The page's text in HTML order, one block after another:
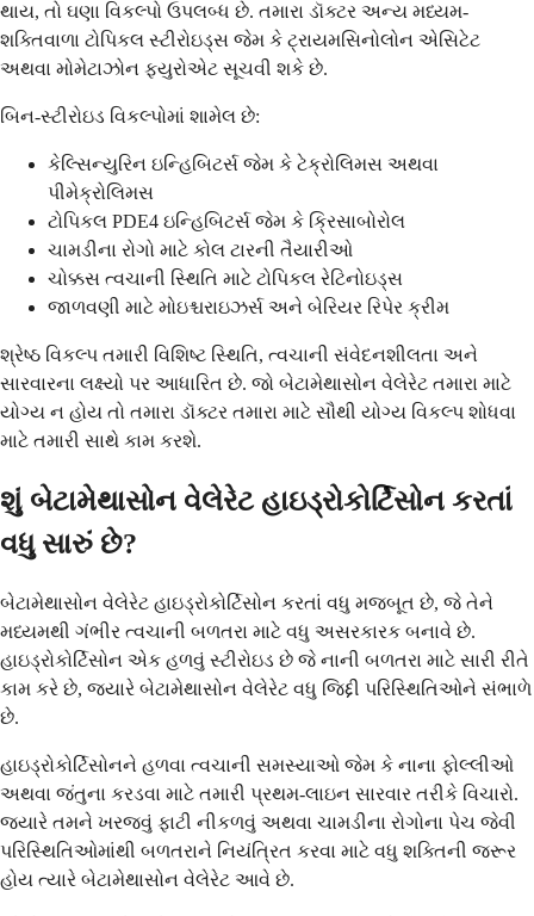
થાય, તો ઘણા વિકલ્પો ઉપલબ્ધ છે. તમારા ડૉક્ટર અન્ય મધ્યમ-
શક્તિવાળા ટોપિકલ સ્ટીરોઇડ્સ જેમ કે ટ્રાયમસિનોલોન એસિટેટ
અથવા મોમેટાઝોન ફ્યુરોએટ સૂચવી શકે છે.
બિન-સ્ટીરોઇડ વિકલ્પોમાં શામેલ છે:
કેલ્સિન્યુરિન ઇન્હિબિટર્સ જેમ કે ટેક્રોલિમસ અથવા
પીમેક્રોલિમસ
ટોપિકલ PDE4 ઇન્હિબિટર્સ જેમ કે ક્રિસાબોરોલ
ચામડીના રોગો માટે કોલ ટારની તૈયારીઓ
ચોક્કસ ત્વચાની સ્થિતિ માટે ટોપિકલ રેટિનોઇડ્સ
જાળવણી માટે મોઇશ્ચરાઇઝર્સ અને બેરિયર રિપેર ક્રીમ
શ્રેષ્ઠ વિકલ્પ તમારી વિશિષ્ટ સ્થિતિ, ત્વચાની સંવેદનશીલતા અને
સારવારના લક્ષ્યો પર આધારિત છે. જો બેટામેથાસોન વેલેરેટ તમારા માટે
યોગ્ય ન હોય તો તમારા ડૉક્ટર તમારા માટે સૌથી યોગ્ય વિકલ્પ શોધવા
માટે તમારી સાથે કામ કરશે.
શું બેટામેથાસોન વેલેરેટ હાઇડ્રોકોર્ટિસોન કરતાં
વધુ સારું છે?
બેટામેથાસોન વેલેરેટ હાઇડ્રોકોર્ટિસોન કરતાં વધુ મજબૂત છે, જે તેને
મધ્યમથી ગંભીર ત્વચાની બળતરા માટે વધુ અસરકારક બનાવે છે.
હાઇડ્રોકોર્ટિસોન એક હળવું સ્ટીરોઇડ છે જે નાની બળતરા માટે સારી રીતે
કામ કરે છે, જ્યારે બેટામેથાસોન વેલેરેટ વધુ જિદ્દી પરિસ્થિતિઓને સંભાળે
છે.
હાઇડ્રોકોર્ટિસોનને હળવા ત્વચાની સમસ્યાઓ જેમ કે નાના ફોલ્લીઓ
અથવા જંતુના કરડવા માટે તમારી પ્રથમ-લાઇન સારવાર તરીકે વિચારો.
જ્યારે તમને ખરજવું ફાટી નીકળવું અથવા ચામડીના રોગોના પેચ જેવી
પરિસ્થિતિઓમાંથી બળતરાને નિયંત્રિત કરવા માટે વધુ શક્તિની જરૂર
હોય ત્યારે બેટામેથાસોન વેલેરેટ આવે છે.